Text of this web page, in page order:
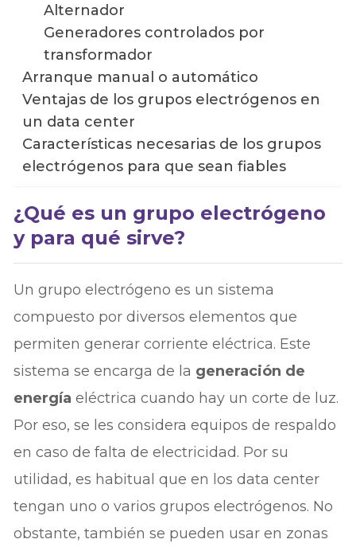
Alternador
Generadores controlados por
transformador
Arranque manual o automático
Ventajas de los grupos electrógenos en
un data center
Características necesarias de los grupos
electrógenos para que sean fiables
¿Qué es un grupo electrógeno
y para qué sirve?
Un grupo electrógeno es un sistema
compuesto por diversos elementos que
permiten generar corriente eléctrica. Este
sistema se encarga de la generación de
energía eléctrica cuando hay un corte de luz.
Por eso, se les considera equipos de respaldo
en caso de falta de electricidad. Por su
utilidad, es habitual que en los data center
tengan uno o varios grupos electrógenos. No
obstante, también se pueden usar en zonas